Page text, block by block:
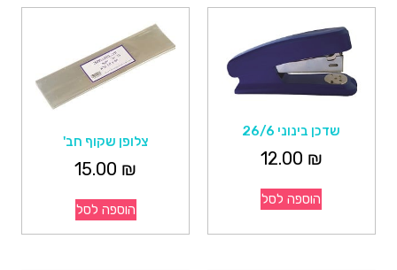
שדכן בינוני 26/6
12.00 ₪
הוספה לסל
צלופן שקוף חב'
15.00 ₪
הוספה לסל